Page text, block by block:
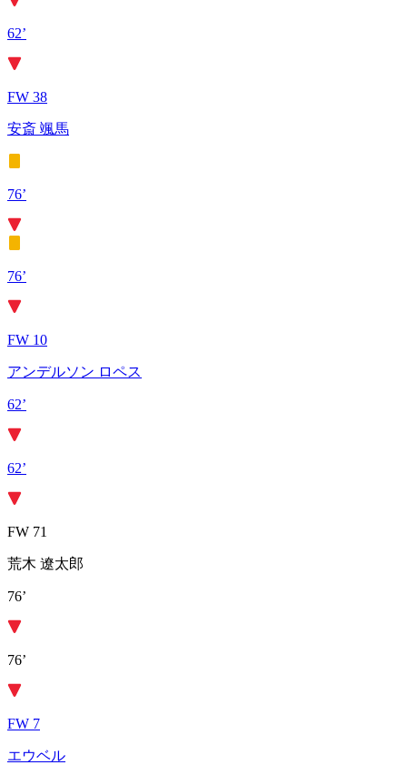
62’
FW 38
安斎 颯馬
76’
76’
FW 10
アンデルソン ロペス
62’
62’
FW 71
荒木 遼太郎
76’
76’
FW 7
エウベル